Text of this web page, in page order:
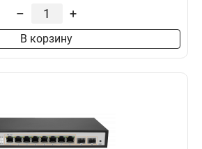
– +
В корзину